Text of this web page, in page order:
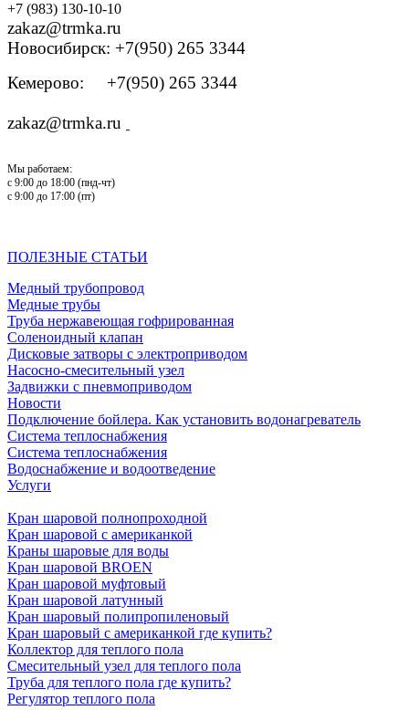
+7 (983) 130-10-10
zakaz@trmka.ru
Новосибирск: +7(950) 265 3344
Кемерово: +7(950) 265 3344
zakaz@trmka.ru
Мы работаем:
с 9:00 до 18:00 (пнд-чт)
с 9:00 до 17:00 (пт)
ПОЛЕЗНЫЕ СТАТЬИ
Медный трубопровод
Медные трубы
Труба нержавеющая гофрированная
Соленоидный клапан
Дисковые затворы с электроприводом
Насосно-смесительный узел
Задвижки с пневмоприводом
Новости
Подключение бойлера. Как установить водонагреватель
Система теплоснабжения
Система теплоснабжения
Водоснабжение и водоотведение
Услуги
Кран шаровой полнопроходной
Кран шаровой с американкой
Краны шаровые для воды
Кран шаровой BROEN
Кран шаровой муфтовый
Кран шаровой латунный
Кран шаровый полипропиленовый
Кран шаровый с американкой где купить?
Коллектор для теплого пола
Смесительный узел для теплого пола
Труба для теплого пола где купить?
Регулятор теплого пола